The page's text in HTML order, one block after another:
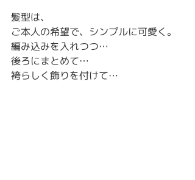
髪型は、
ご本人の希望で、シンプルに可愛く。
編み込みを入れつつ…
後ろにまとめて…
袴らしく飾りを付けて…